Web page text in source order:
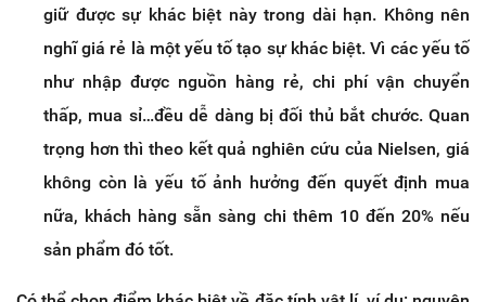
giữ được sự khác biệt này trong dài hạn. Không nên
nghĩ giá rẻ là một yếu tố tạo sự khác biệt. Vì các yếu tố
như nhập được nguồn hàng rẻ, chi phí vận chuyển
thấp, mua sỉ…đều dễ dàng bị đối thủ bắt chước. Quan
trọng hơn thì theo kết quả nghiên cứu của Nielsen, giá
không còn là yếu tố ảnh hưởng đến quyết định mua
nữa, khách hàng sẵn sàng chi thêm 10 đến 20% nếu
sản phẩm đó tốt.